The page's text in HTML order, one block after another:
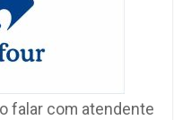
falar com atendente